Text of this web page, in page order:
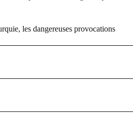
les dangereuses provocations